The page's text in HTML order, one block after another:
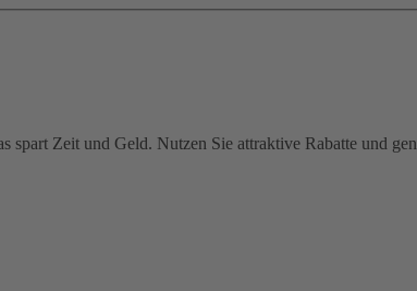
Zeit und Geld. Nutzen Sie attraktive Rabatte und